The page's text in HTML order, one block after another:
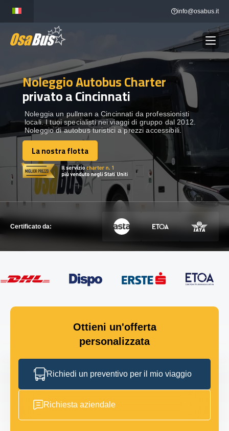
content
info@osabus.it
NOLEGGIO AUTOBUS Show dropdown
DESTINAZIONI Show dropdown
FLOTTA
METTITI IN CONTATTO
METTITI IN CONTATTO
Noleggio Autobus Charter
privato a Cincinnati
Noleggia un pullman a Cincinnati da professionisti
locali. I tuoi specialisti nei viaggi di gruppo dal 2012.
Noleggio di autobus turistici a prezzi accessibili.
La nostra flotta
La nostra flotta
Certificato da:
Ottieni un'offerta
personalizzata
Richiedi un preventivo per il mio viaggio
Richiesta aziendale